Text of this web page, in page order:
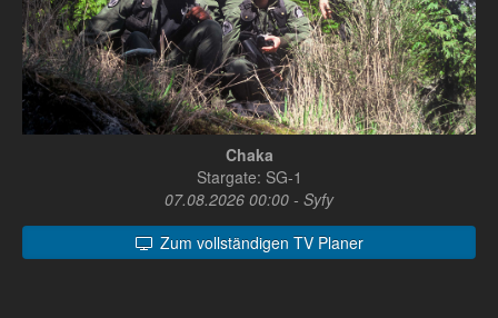
Chaka
Stargate: SG-1
07.08.2026 00:00 - Syfy
Zum vollständigen TV Planer